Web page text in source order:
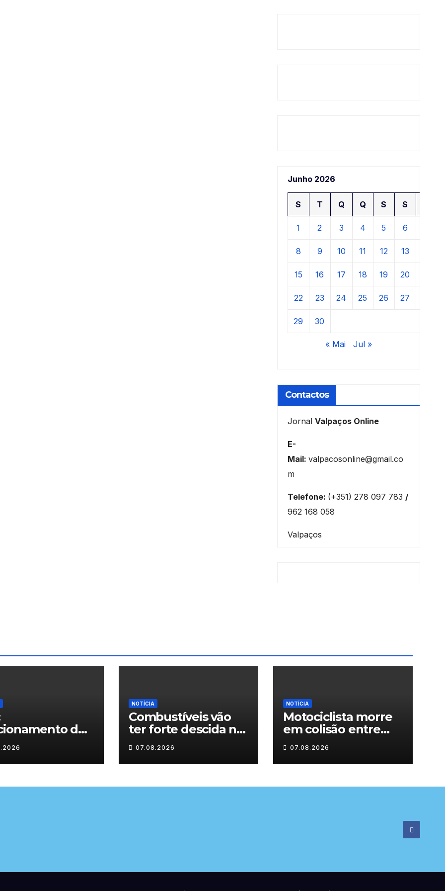
Junho 2026
S T Q Q S S
1 2 3 4 5 6
8 9 10 11 12 13
15 16 17 18 19 20
22 23 24 25 26 27
29 30
« Mai Jul »
Contactos
Jornal Valpaços Online
E-
Mail: valpacosonline@gmail.co
m
Telefone: (+351) 278 097 783 /
962 168 058
Valpaços
dos
NOTÍCIA
Combustíveis vão
ter forte descida na
próxima semana
07.08.2026
NOTÍCIA
Motociclista morre
em colisão entre
carrinha e duas
motas em Chaves
07.08.2026